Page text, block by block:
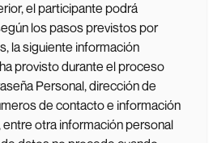
el participante podrá
los pasos previstos por
la siguiente información
provisto durante el proceso
Personal, dirección de
de contacto e información
otra información personal